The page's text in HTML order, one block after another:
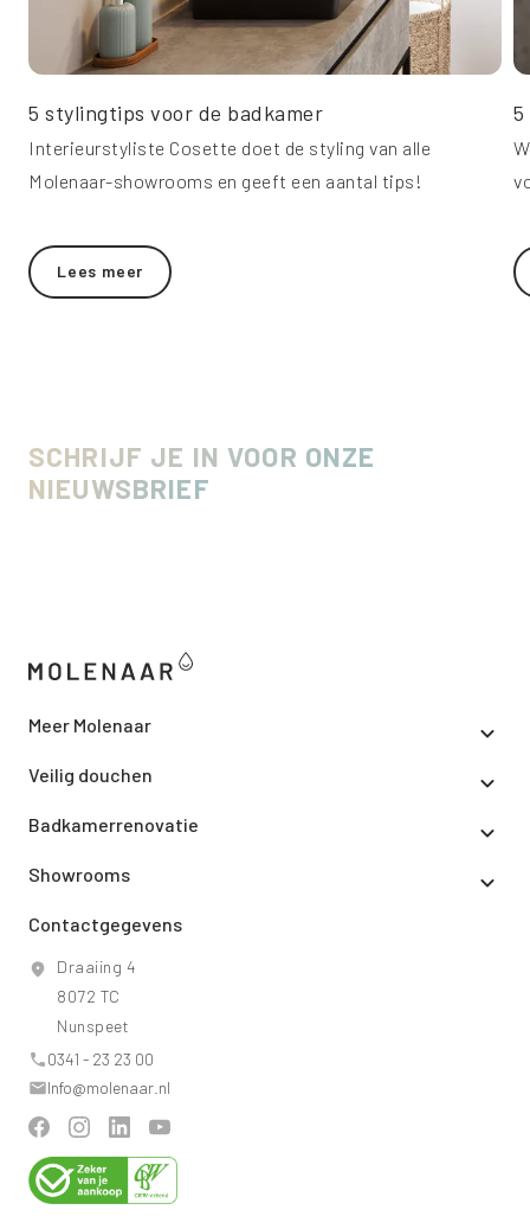
5 stylingtips voor de badkamer
Interieurstyliste Cosette doet de styling van alle
Molenaar-showrooms en geeft een aantal tips!
Lees meer
5
SCHRIJF JE IN VOOR ONZE
NIEUWSBRIEF
Meer Molenaar
Veilig douchen
Badkamerrenovatie
Showrooms
Contactgegevens
Draaiing 4
8072 TC
Nunspeet
0341 - 23 23 00
Info@molenaar.nl